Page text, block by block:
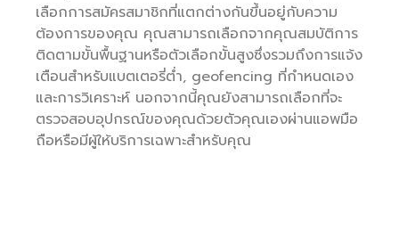
เลือกการสมัครสมาชิกที่แตกต่างกันขึ้นอยู่กับความ
ต้องการของคุณ คุณสามารถเลือกจากคุณสมบัติการ
ติดตามขั้นพื้นฐานหรือตัวเลือกขั้นสูงซึ่งรวมถึงการแจ้ง
เตือนสำหรับแบตเตอรี่ต่ำ, geofencing ที่กำหนดเอง
และการวิเคราะห์ นอกจากนี้คุณยังสามารถเลือกที่จะ
ตรวจสอบอุปกรณ์ของคุณด้วยตัวคุณเองผ่านแอพมือ
ถือหรือมีผู้ให้บริการเฉพาะสำหรับคุณ